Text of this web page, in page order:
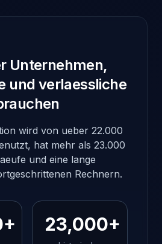
Unternehmen,
und verlaessliche
wird von ueber 22.000
hat mehr als 23.000
und eine lange
Rechnern.
23,000+